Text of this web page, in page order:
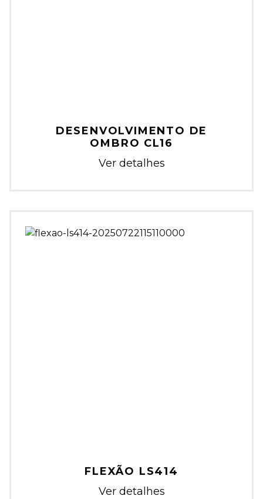
DESENVOLVIMENTO DE
OMBRO CL16
Ver detalhes
FLEXÃO LS414
Ver detalhes